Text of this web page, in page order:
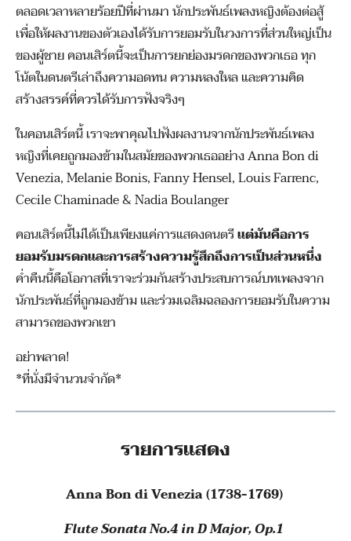
ตลอดเวลาหลายร้อยปีที่ผ่านมา นักประพันธ์เพลงหญิงต้องต่อสู้
เพื่อให้ผลงานของตัวเองได้รับการยอมรับในวงการที่ส่วนใหญ่เป็น
ของผู้ชาย คอนเสิร์ตนี้จะเป็นการยกย่องมรดกของพวกเธอ ทุก
โน้ตในดนตรีเล่าถึงความอดทน ความหลงใหล และความคิด
สร้างสรรค์ที่ควรได้รับการฟังจริงๆ
ในคอนเสิร์ตนี้ เราจะพาคุณไปฟังผลงานจากนักประพันธ์เพลง
หญิงที่เคยถูกมองข้ามในสมัยของพวกเธออย่าง Anna Bon di
Venezia, Melanie Bonis, Fanny Hensel, Louis Farrenc,
Cecile Chaminade & Nadia Boulanger
คอนเสิร์ตนี้ไม่ได้เป็นเพียงแค่การแสดงดนตรีแต่มันคือการ
ยอมรับมรดกและการสร้างความรู้สึกถึงการเป็นส่วนหนึ่ง
ค่ำคืนนี้คือโอกาสที่เราจะร่วมกันสร้างประสบการณ์บทเพลงจาก
นักประพันธ์ที่ถูกมองข้าม และร่วมเฉลิมฉลองการยอมรับในความ
สามารถของพวกเขา
อย่าพลาด!
*ที่นั่งมีจำนวนจำกัด*
รายการแสดง
Anna Bon di Venezia (1738-1769)
Flute Sonata No.4 in D Major, Op.1